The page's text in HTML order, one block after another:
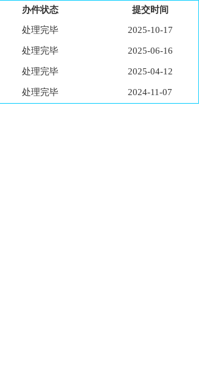
办件状态 提交时间
处理完毕 2025-10-17
处理完毕 2025-06-16
处理完毕 2025-04-12
处理完毕 2024-11-07